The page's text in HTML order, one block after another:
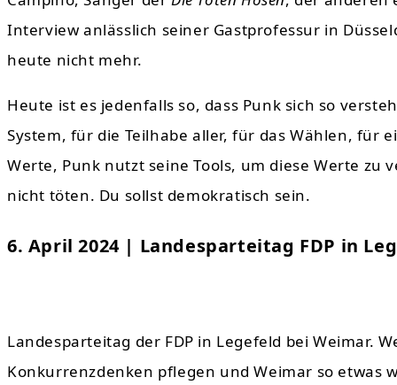
Interview anlässlich seiner Gastprofessur in
heute nicht mehr.
Heute ist es jedenfalls so, dass Punk sich so
System, für die Teilhabe aller, für das Wählen, für
Werte, Punk nutzt seine Tools, um diese Werte
nicht töten. Du sollst demokratisch sein.
6. April 2024 | Landesparteitag FDP in
Landesparteitag der FDP in Legefeld bei Weimar.
Konkurrenzdenken pflegen und Weimar so etwas